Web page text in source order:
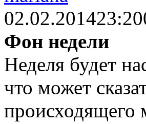
02.02.201423:20
Фон недели
Неделя будет
что может
происходящего